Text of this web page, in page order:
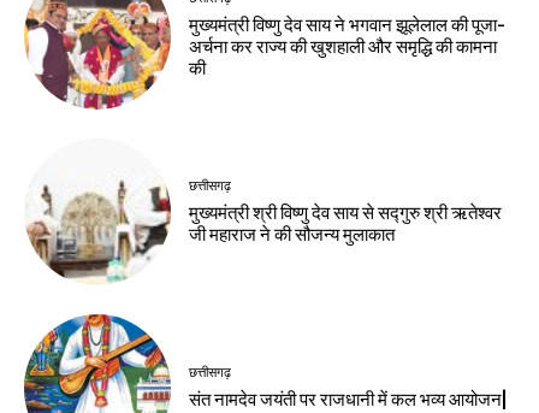
मुख्यमंत्री विष्णु देव साय ने भगवान झूलेलाल की पूजा-
अर्चना कर राज्य की खुशहाली और समृद्धि की कामना
की
छत्तीसगढ़
मुख्यमंत्री श्री विष्णु देव साय से सद्गुरु श्री ऋतेश्वर
जी महाराज ने की सौजन्य मुलाकात
छत्तीसगढ़
संत नामदेव जयंती पर राजधानी में कल भव्य आयोजन|